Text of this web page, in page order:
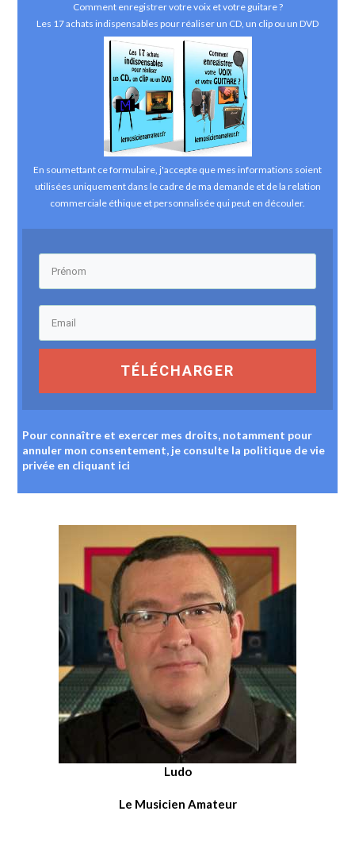
Comment enregistrer votre voix et votre guitare ?
Les 17 achats indispensables pour réaliser un CD, un clip ou un DVD
En soumettant ce formulaire, j'accepte que mes informations soient
utilisées uniquement dans le cadre de ma demande et de la relation
commerciale éthique et personnalisée qui peut en découler.
TÉLÉCHARGER
Pour connaître et exercer mes droits, notamment pour
annuler mon consentement, je consulte la politique de vie
privée en cliquant ici
Ludo
Le Musicien Amateur